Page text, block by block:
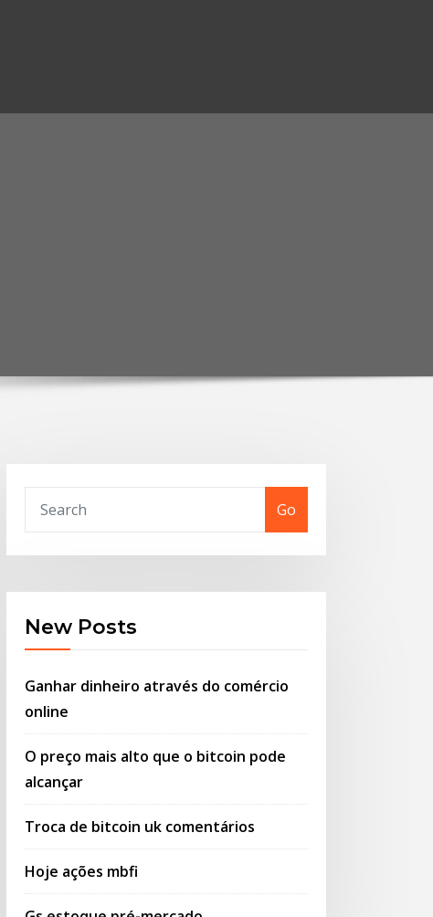
Go
New Posts
Ganhar dinheiro através do comércio
online
O preço mais alto que o bitcoin pode
alcançar
Troca de bitcoin uk comentários
Hoje ações mbfi